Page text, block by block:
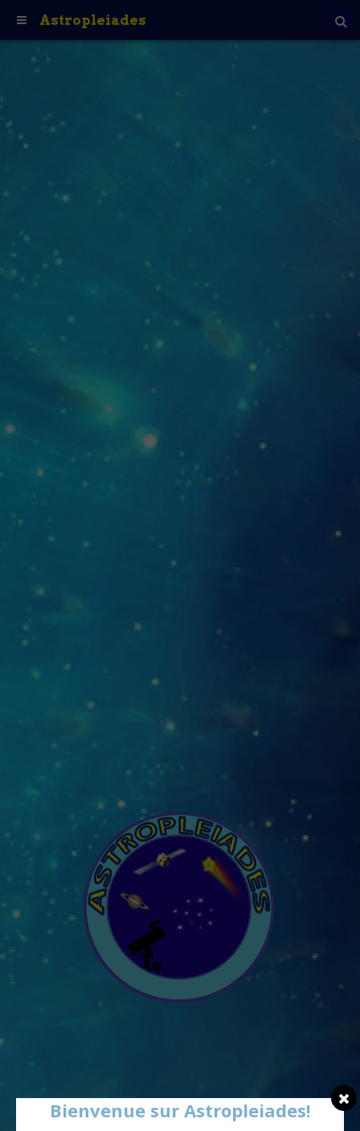
Astropleiades
Bienvenue sur Astropleiades!